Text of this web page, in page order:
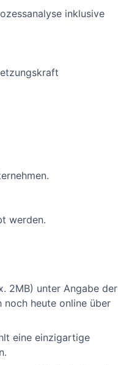
inklusive
werden.
2MB) unter Angabe der
noch heute online über
eine einzigartige